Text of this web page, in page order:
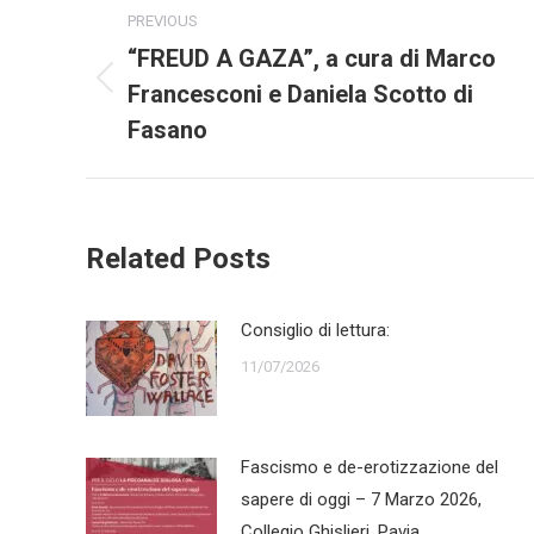
navigation
PREVIOUS
Previous
post:
“FREUD A GAZA”, a cura di Marco
Francesconi e Daniela Scotto di
Fasano
Related Posts
Consiglio di lettura:
11/07/2026
Fascismo e de-erotizzazione del
sapere di oggi – 7 Marzo 2026,